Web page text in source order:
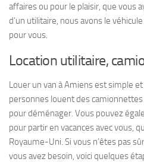
affaires ou pour le plaisir, que vous
d’un utilitaire, nous avons le
pour vous.
Location utilitaire,
Louer un van à Amiens est simple
personnes louent des
pour déménager. Vous pouvez
pour partir en vacances avec vous,
Royaume-Uni. Si vous n’êtes pas
vous avez besoin, voici quelques